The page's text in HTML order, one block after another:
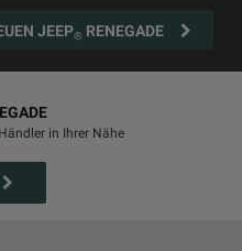
JEEP® RENEGADE
in Ihrer Nähe